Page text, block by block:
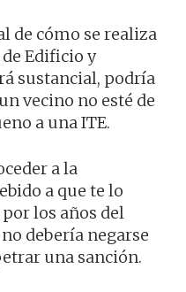
de cómo se realiza
Edificio y
sustancial, podría
vecino no esté de
a una ITE.
a la
a que te lo
los años del
debería negarse
una sanción.